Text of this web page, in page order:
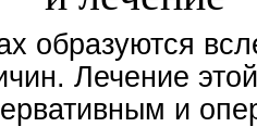
образуются
Лечение
и